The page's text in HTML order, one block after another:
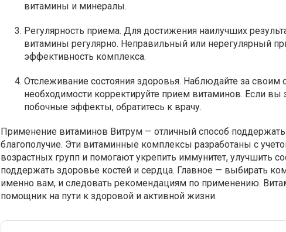
витамины и минералы.
Регулярность приема. Для достижения наилучших
витамины регулярно. Неправильный или нерегулярный
эффективность комплекса.
Отслеживание состояния здоровья. Наблюдайте за своим
необходимости корректируйте прием витаминов. Если вы
побочные эффекты, обратитесь к врачу.
Применение витаминов Витрум — отличный способ
благополучие. Эти витаминные комплексы разработаны с
возрастных групп и помогают укрепить иммунитет, улучшить
поддержать здоровье костей и сердца. Главное — выбирать
именно вам, и следовать рекомендациям по применению.
помощник на пути к здоровой и активной жизни.